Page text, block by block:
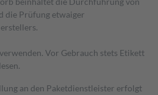
die Prüfung etwaiger
Vor Gebrauch stets Etikett
an den Paketdienstleister erfolgt